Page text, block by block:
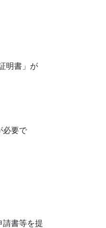
明書」が
必要で
書等を提